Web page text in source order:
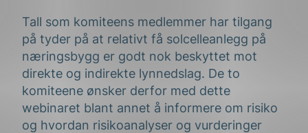
Tall som komiteens medlemmer har tilgang
på tyder på at relativt få solcelleanlegg på
næringsbygg er godt nok beskyttet mot
direkte og indirekte lynnedslag. De to
komiteene ønsker derfor med dette
webinaret blant annet å informere om risiko
og hvordan risikoanalyser og vurderinger